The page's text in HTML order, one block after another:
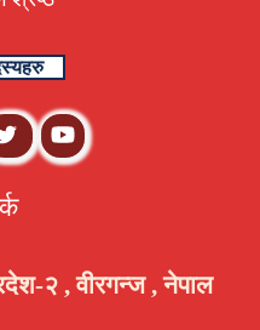
२ , वीरगन्ज , नेपाल